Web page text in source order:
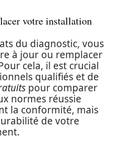
votre installation
du diagnostic, vous
à jour ou remplacer
cela, il est crucial
qualifiés et de
pour comparer
normes réussie
la conformité, mais
de votre